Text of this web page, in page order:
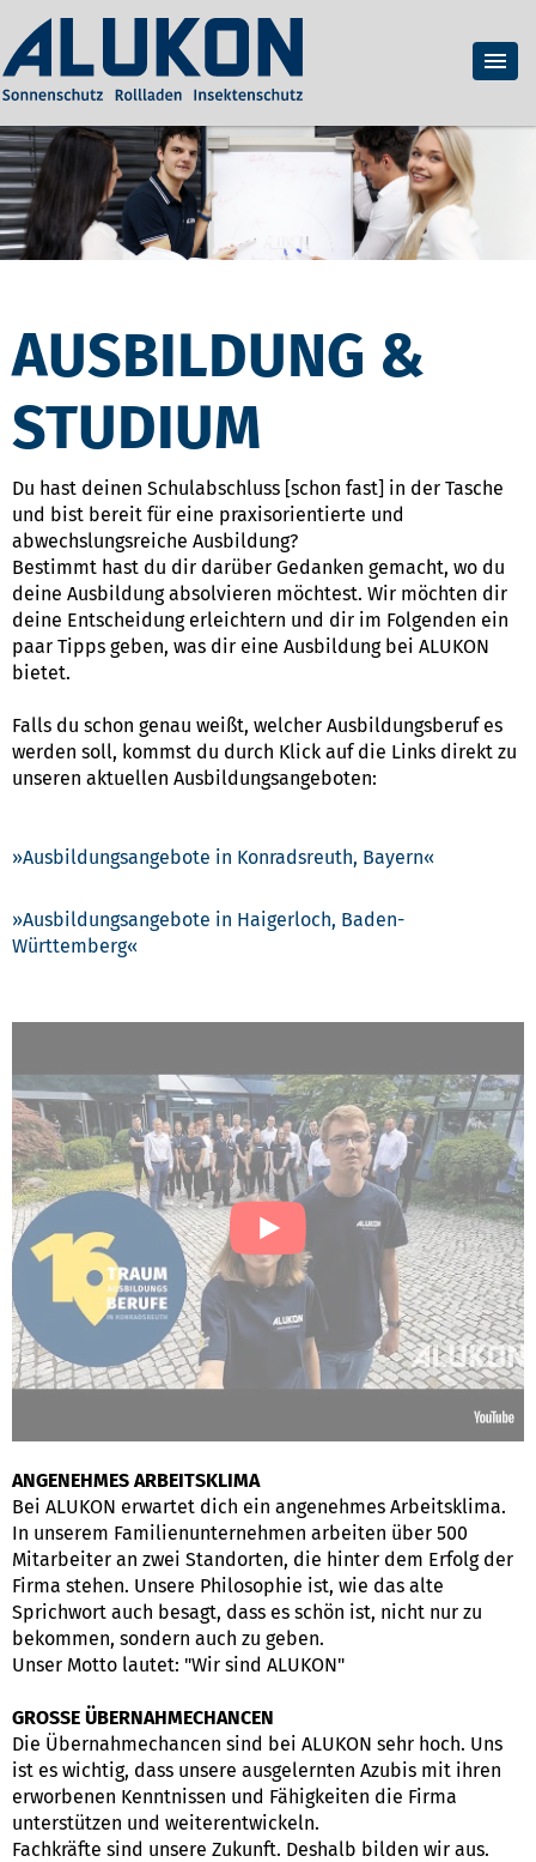
AUSBILDUNG &
STUDIUM
Du hast deinen Schulabschluss [schon fast] in der Tasche
und bist bereit für eine praxisorientierte und
abwechslungsreiche Ausbildung?
Bestimmt hast du dir darüber Gedanken gemacht, wo du
deine Ausbildung absolvieren möchtest. Wir möchten dir
deine Entscheidung erleichtern und dir im Folgenden ein
paar Tipps geben, was dir eine Ausbildung bei ALUKON
bietet.
Falls du schon genau weißt, welcher Ausbildungsberuf es
werden soll, kommst du durch Klick auf die Links direkt zu
unseren aktuellen Ausbildungsangeboten:
Ausbildungsangebote in Konradsreuth, Bayern
Ausbildungsangebote in Haigerloch, Baden-
Württemberg
ANGENEHMES ARBEITSKLIMA
Bei ALUKON erwartet dich ein angenehmes Arbeitsklima.
In unserem Familienunternehmen arbeiten über 500
Mitarbeiter an zwei Standorten, die hinter dem Erfolg der
Firma stehen. Unsere Philosophie ist, wie das alte
Sprichwort auch besagt, dass es schön ist, nicht nur zu
bekommen, sondern auch zu geben.
Unser Motto lautet: "Wir sind ALUKON"
GROSSE ÜBERNAHMECHANCEN
Die Übernahmechancen sind bei ALUKON sehr hoch. Uns
ist es wichtig, dass unsere ausgelernten Azubis mit ihren
erworbenen Kenntnissen und Fähigkeiten die Firma
unterstützen und weiterentwickeln.
Fachkräfte sind unsere Zukunft. Deshalb bilden wir aus.